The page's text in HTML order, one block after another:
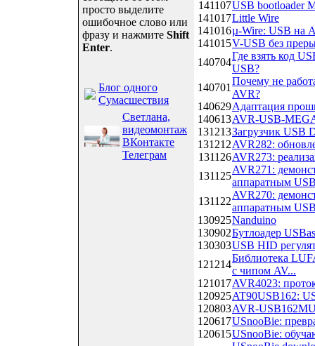
просто выделите
ошибочное слово или
фразу и нажмите Shift
Enter.
Блог одного
Сумасшествия
Светлана,
видеомонтаж
ВКонтакте
Телеграм
141107USB bootloader
141017Little Wire
141016µ-Wire: USB на
141015V-USB без
140704
Где взять код
USB?
140701
Почему не
AVR?
140629Адаптация
140613AVR-USB-
131213Загрузчик USB
131212AVR282:
131126AVR273:
131125
AVR271:
аппаратным
131122
AVR270:
аппаратным
130925Nanduino
130902Бутлоадер
130303USB HID
121214
Библиотека
с чипом AV...
121017AVR4023:
120925AT90USB162:
120803AVR-
120617USnooBie:
120615USnooBie: